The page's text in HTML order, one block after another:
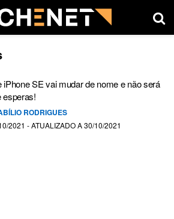
iPhone SE vai mudar de nome e não será
esperas!
RODRIGUES
2021 - ATUALIZADO A 30/10/2021